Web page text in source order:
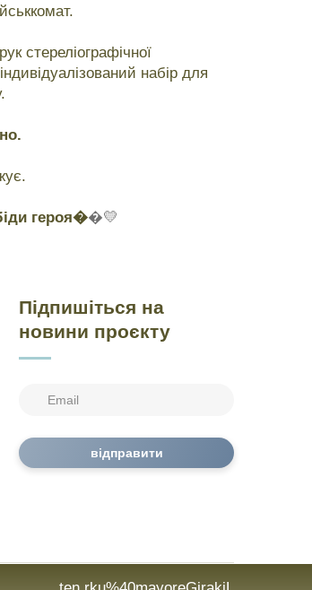
стереліографічної
набір для
героя��💛
Підпишіться на
новини проєкту
відправити